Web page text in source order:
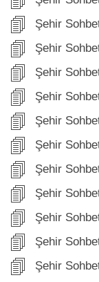
Şehir
Şehir
Şehir
Şehir
Şehir
Şehir
Şehir
Şehir
Şehir
Şehir
Şehir